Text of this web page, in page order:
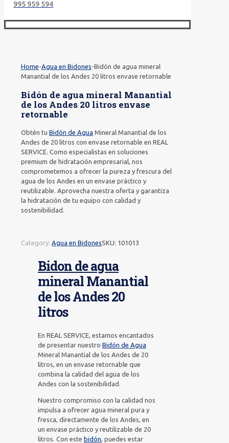
995 959 594
Home-Agua en Bidones-Bidón de agua mineral
Manantial de los Andes 20 litros envase retornable
Bidón de agua mineral Manantial
de los Andes 20 litros envase
retornable
Obtén tu Bidón de Agua Mineral Manantial de los
Andes de 20 litros con envase retornable en REAL
SERVICE. Como especialistas en soluciones
premium de hidratación empresarial, nos
comprometemos a ofrecer la pureza y frescura del
agua de los Andes en un envase práctico y
reutilizable. Aprovecha nuestra oferta y garantiza
la hidratación de tu equipo con calidad y
sostenibilidad.
Category: Agua en BidonesSKU: 101013
Bidon de agua
mineral Manantial
de los Andes 20
litros
En REAL SERVICE, estamos encantados
de presentar nuestro Bidón de Agua
Mineral Manantial de los Andes de 20
litros, en un envase retornable que
combina la calidad del agua de los
Andes con la sostenibilidad.
Nuestro compromiso con la calidad nos
impulsa a ofrecer agua mineral pura y
fresca, directamente de los Andes, en
un envase práctico y reutilizable de 20
litros. Con este bidón , puedes estar